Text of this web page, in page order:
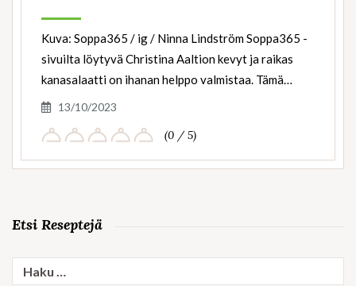
Kuva: Soppa365 / ig / Ninna Lindström Soppa365 -
sivuilta löytyvä Christina Aaltion kevyt ja raikas
kanasalaatti on ihanan helppo valmistaa. Tämä…
13/10/2023
(0 / 5)
Etsi Reseptejä